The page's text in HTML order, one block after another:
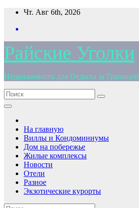
Перейти
содержимому
Чт. Авг 6th, 2026
Райские Уголки
Недвижимость для Отдыха за Границей
На главную
Виллы и Кондоминиумы
Дом на побережье
Жилые комплексы
Новости
Отели
Разное
Экзотические курорты